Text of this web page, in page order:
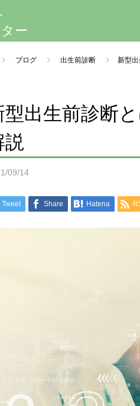
ー
ブログ 出生前診断 新型
型出生前診断
説
09/14
Tweet Share Hatena